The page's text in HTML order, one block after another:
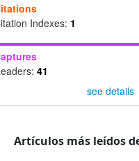
Indexes: 1
41
see details
Artículos más leídos